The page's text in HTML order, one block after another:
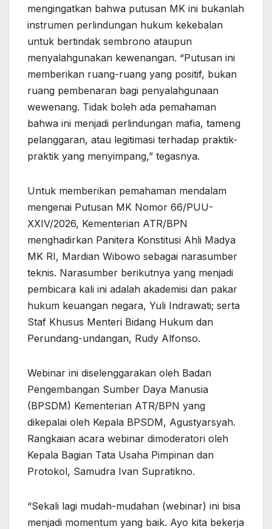
mengingatkan bahwa putusan MK ini bukanlah
instrumen perlindungan hukum kekebalan
untuk bertindak sembrono ataupun
menyalahgunakan kewenangan. “Putusan ini
memberikan ruang-ruang yang positif, bukan
ruang pembenaran bagi penyalahgunaan
wewenang. Tidak boleh ada pemahaman
bahwa ini menjadi perlindungan mafia, tameng
pelanggaran, atau legitimasi terhadap praktik-
praktik yang menyimpang,” tegasnya.
Untuk memberikan pemahaman mendalam
mengenai Putusan MK Nomor 66/PUU-
XXIV/2026, Kementerian ATR/BPN
menghadirkan Panitera Konstitusi Ahli Madya
MK RI, Mardian Wibowo sebagai narasumber
teknis. Narasumber berikutnya yang menjadi
pembicara kali ini adalah akademisi dan pakar
hukum keuangan negara, Yuli Indrawati; serta
Staf Khusus Menteri Bidang Hukum dan
Perundang-undangan, Rudy Alfonso.
Webinar ini diselenggarakan oleh Badan
Pengembangan Sumber Daya Manusia
(BPSDM) Kementerian ATR/BPN yang
dikepalai oleh Kepala BPSDM, Agustyarsyah.
Rangkaian acara webinar dimoderatori oleh
Kepala Bagian Tata Usaha Pimpinan dan
Protokol, Samudra Ivan Supratikno.
“Sekali lagi mudah-mudahan (webinar) ini bisa
menjadi momentum yang baik. Ayo kita bekerja